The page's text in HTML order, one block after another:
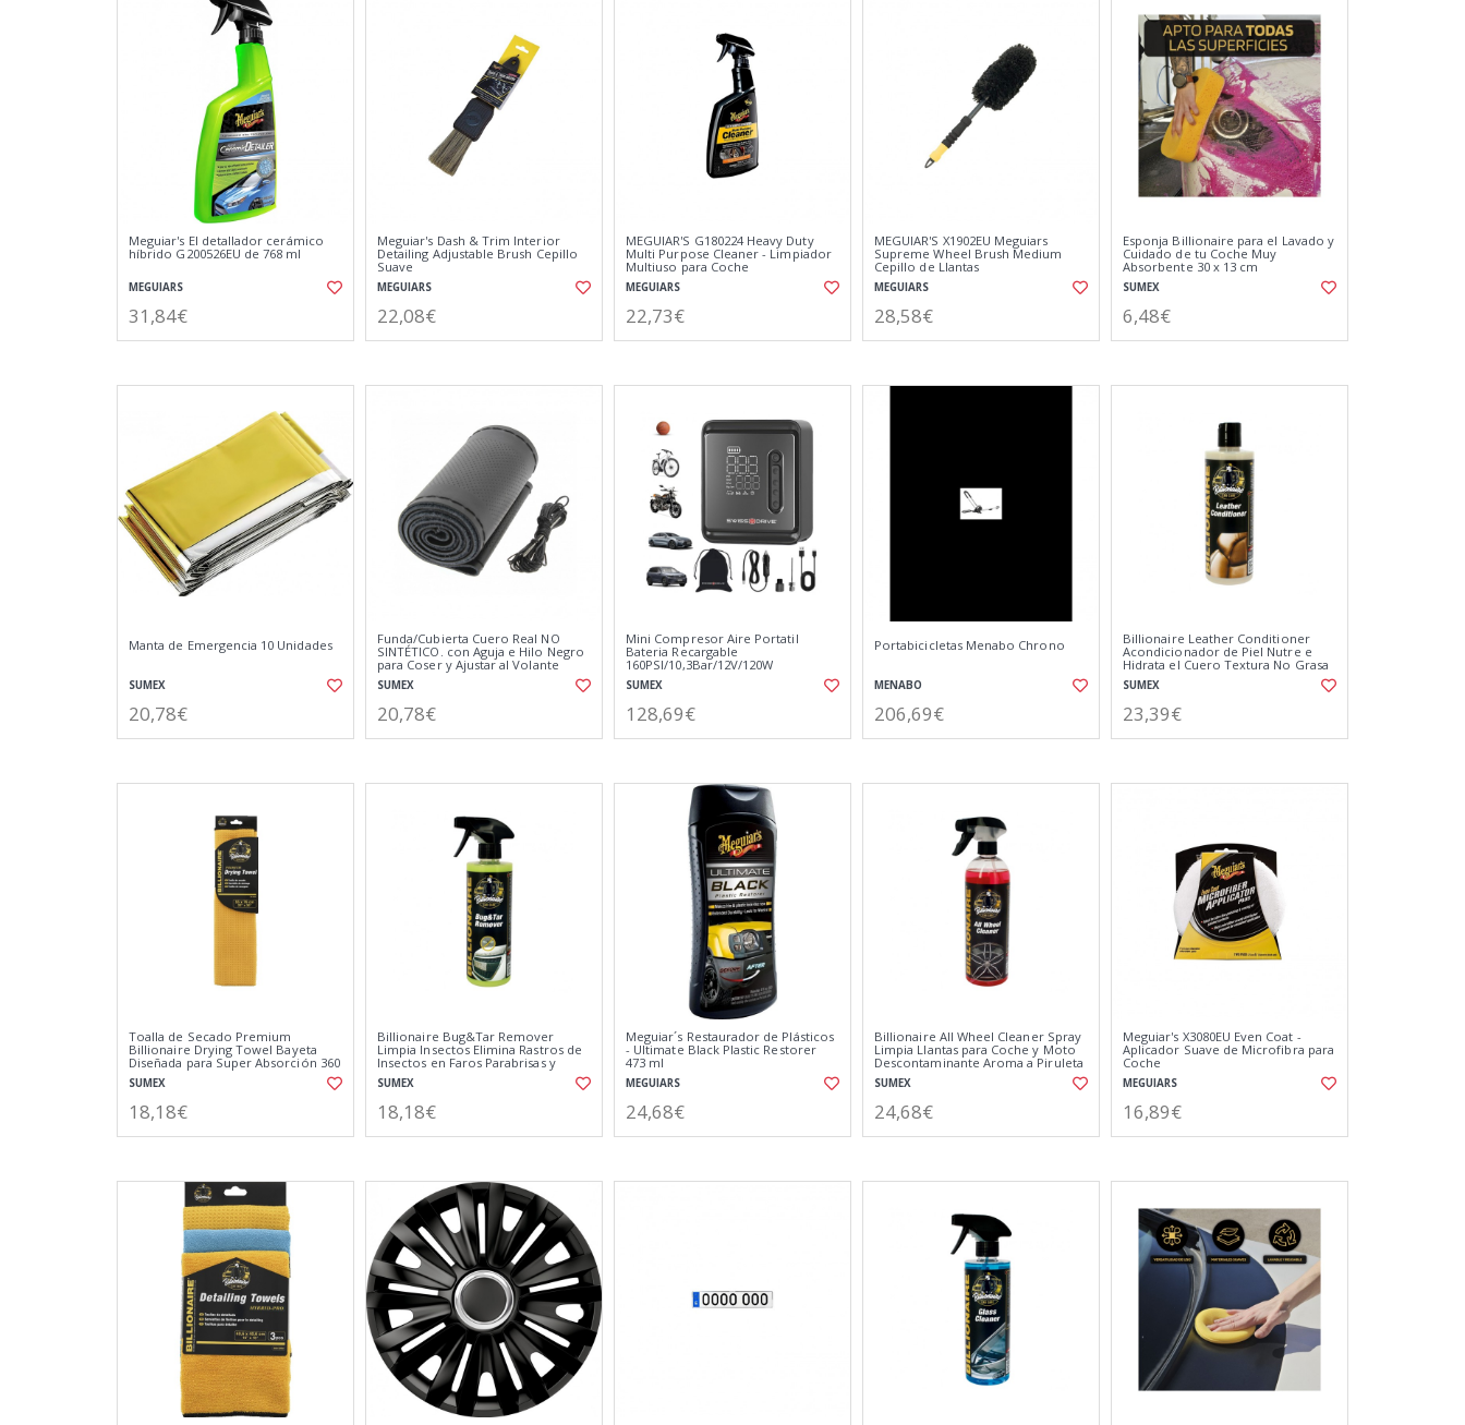
Meguiar's El detallador cerámico
híbrido G200526EU de 768 ml
MEGUIARS
31,84€
Meguiar's Dash & Trim Interior
Detailing Adjustable Brush Cepillo
Suave
MEGUIARS
22,08€
MEGUIAR'S G180224 Heavy Duty
Multi Purpose Cleaner - Limpiador
Multiuso para Coche
MEGUIARS
22,73€
MEGUIAR'S X1902EU Meguiars
Supreme Wheel Brush Medium
Cepillo de Llantas
MEGUIARS
28,58€
Esponja Billionaire para el Lavado y
Cuidado de tu Coche Muy
Absorbente 30 x 13 cm
SUMEX
6,48€
Manta de Emergencia 10 Unidades
SUMEX
20,78€
Funda/Cubierta Cuero Real NO
SINTÉTICO. con Aguja e Hilo Negro
para Coser y Ajustar al Volante
SUMEX
20,78€
Mini Compresor Aire Portatil
Bateria Recargable
160PSI/10,3Bar/12V/120W
Iluminación LED de Emergencia y 5
Modos de Inflado
SUMEX
128,69€
Portabicicletas Menabo Chrono
MENABO
206,69€
Billionaire Leather Conditioner
Acondicionador de Piel Nutre e
Hidrata el Cuero Textura No Grasa
Aroma a Coche Nuevo 500ml
SUMEX
23,39€
Toalla de Secado Premium
Billionaire Drying Towel Bayeta
Diseñada para Super Absorción 360
gsm Extra Grande 55 x 76 cm
SUMEX
18,18€
Billionaire Bug&Tar Remover
Limpia Insectos Elimina Rastros de
Insectos en Faros Parabrisas y
Parachoques Aroma a Menta 500ml
SUMEX
18,18€
Meguiar´s Restaurador de Plásticos
- Ultimate Black Plastic Restorer
473 ml
MEGUIARS
24,68€
Billionaire All Wheel Cleaner Spray
Limpia Llantas para Coche y Moto
Descontaminante Aroma a Piruleta
750ml
SUMEX
24,68€
Meguiar's X3080EU Even Coat -
Aplicador Suave de Microfibra para
Coche
MEGUIARS
16,89€